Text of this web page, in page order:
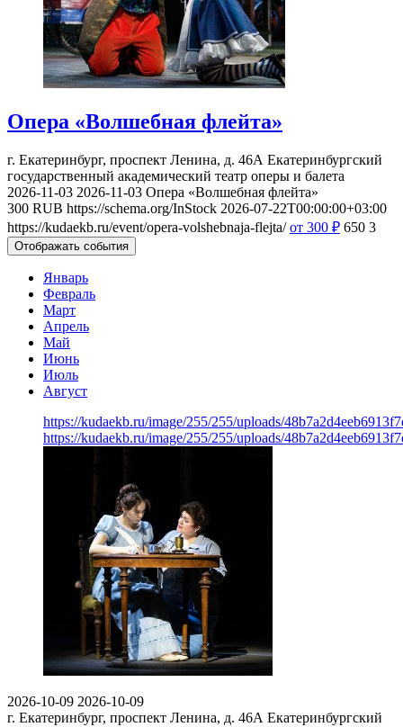
Опера «Волшебная флейта»
г. Екатеринбург, проспект Ленина, д. 46А Екатеринбургский
государственный академический театр оперы и балета
2026-11-03 2026-11-03 Опера «Волшебная флейта»
300 RUB https://schema.org/InStock 2026-07-22T00:00:00+03:00
https://kudaekb.ru/event/opera-volshebnaja-flejta/ от 300 ₽ 650 3
Отображать события
Январь
Февраль
Март
Апрель
Май
Июнь
Июль
Август
https://kudaekb.ru/image/255/255/uploads/
https://kudaekb.ru/image/255/255/uploads/
2026-10-09 2026-10-09
г. Екатеринбург, проспект Ленина, д. 46А Екатеринбургский